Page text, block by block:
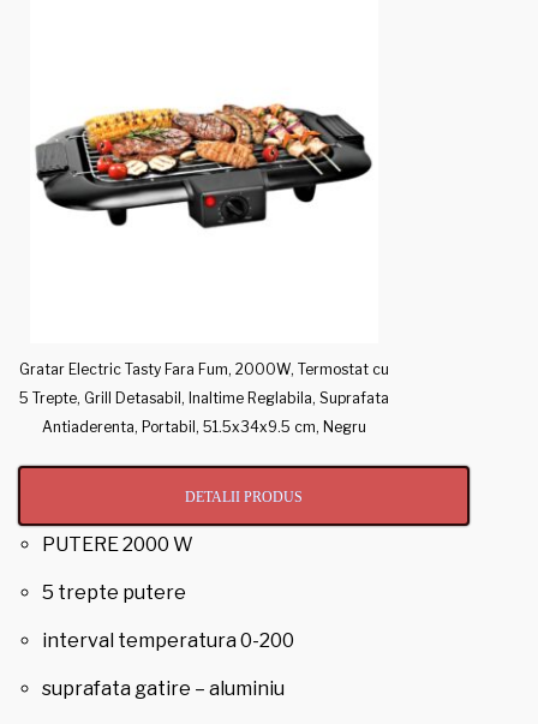
Gratar Electric Tasty Fara Fum, 2000W, Termostat cu
5 Trepte, Grill Detasabil, Inaltime Reglabila, Suprafata
Antiaderenta, Portabil, 51.5x34x9.5 cm, Negru
DETALII PRODUS
PUTERE 2000 W
5 trepte putere
interval temperatura 0-200
suprafata gatire – aluminiu